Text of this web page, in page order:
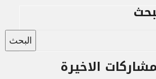
البحث
الاخيرة